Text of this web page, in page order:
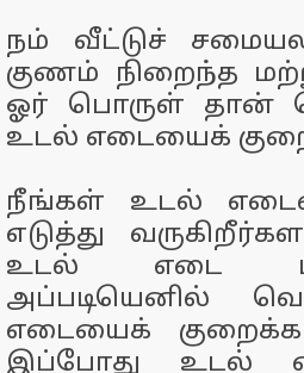
நம் வீட்டுச்
குணம் நிறைந்த
ஓர் பொருள் தான்
உடல் எடையைக்
நீங்கள் உடல்
எடுத்து
உடல் எடை
அப்படியெனில்
எடையைக் குறைக்க
இப்போது உடல்